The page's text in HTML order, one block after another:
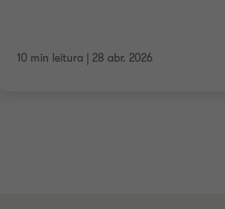
10 min leitura | 28 abr. 2026